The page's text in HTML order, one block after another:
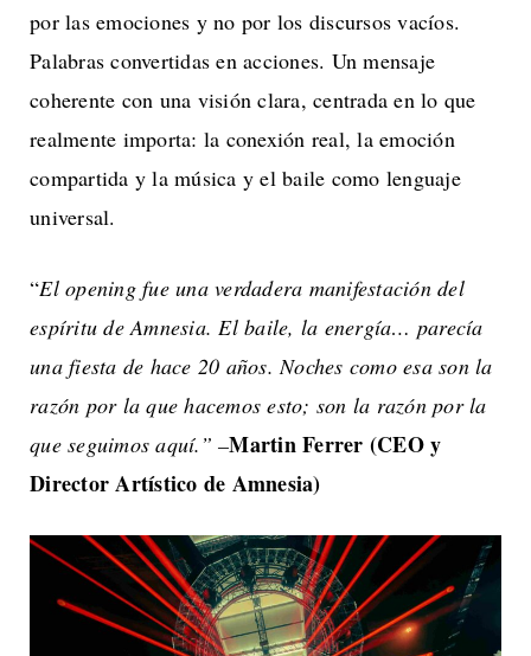
por las emociones y no por los discursos vacíos.
Palabras convertidas en acciones. Un mensaje
coherente con una visión clara, centrada en lo que
realmente importa: la conexión real, la emoción
compartida y la música y el baile como lenguaje
universal.
“El opening fue una verdadera manifestación del
espíritu de Amnesia. El baile, la energía… parecía
una fiesta de hace 20 años. Noches como esa son la
razón por la que hacemos esto; son la razón por la
que seguimos aquí.” –Martin Ferrer (CEO y
Director Artístico de Amnesia)